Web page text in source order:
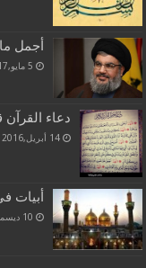
أجمل
5 مايو,2017
دعاء القرآن
14 أبريل,2016
أبيات
10 ديسمبر,2017